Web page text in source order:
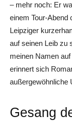
– mehr noch: Er
einem Tour-Abend
Leipziger
auf seinen Leib zu
meinen Namen
erinnert sich
außergewöhnliche
Gesang